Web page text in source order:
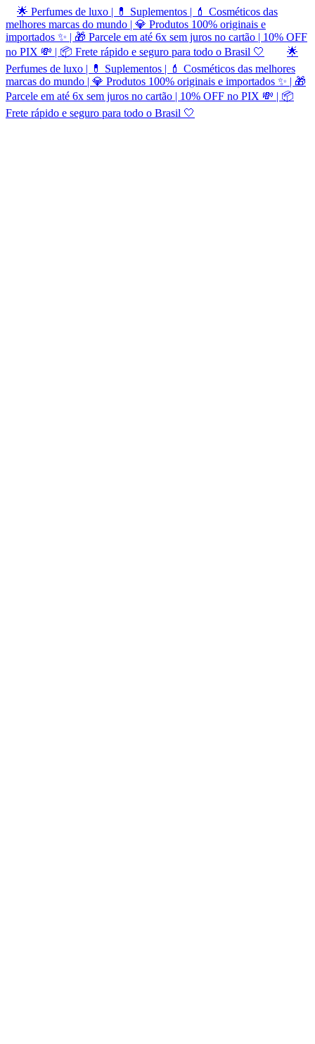
🌟 Perfumes de luxo | 💊 Suplementos | 💄 Cosméticos das
melhores marcas do mundo | 💎 Produtos 100% originais e
importados ✨ | 🎁 Parcele em até 6x sem juros no cartão | 10% OFF
no PIX 💸 | 📦 Frete rápido e seguro para todo o Brasil 🤍
🌟
Perfumes de luxo | 💊 Suplementos | 💄 Cosméticos das melhores
marcas do mundo | 💎 Produtos 100% originais e importados ✨ | 🎁
Parcele em até 6x sem juros no cartão | 10% OFF no PIX 💸 | 📦
Frete rápido e seguro para todo o Brasil 🤍